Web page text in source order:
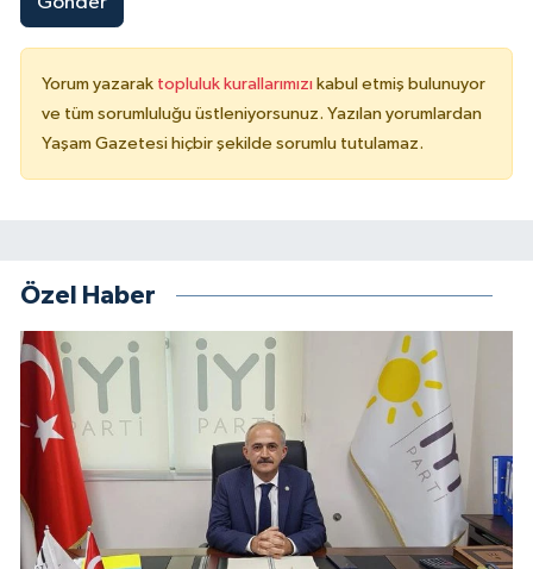
Yorum yazarak topluluk kurallarımızı kabul etmiş bulunuyor
ve tüm sorumluluğu üstleniyorsunuz. Yazılan yorumlardan
Yaşam Gazetesi hiçbir şekilde sorumlu tutulamaz.
Özel Haber